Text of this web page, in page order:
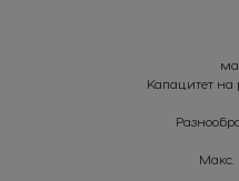
Капацитет на
Макс.